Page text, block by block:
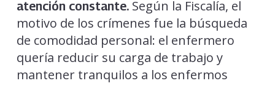
atención constante.Según la Fiscalía, el
motivo de los crímenes fue la búsqueda
de comodidad personal: el enfermero
quería reducir su carga de trabajo y
mantener tranquilos a los enfermos